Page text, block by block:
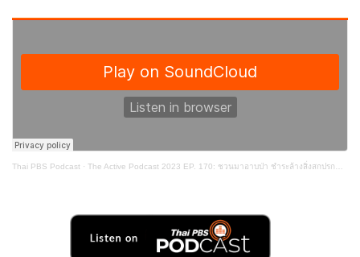
Thai PBS Podcast · The Active Podcast 2023 EP. 170: ชวนมาอาบป่า ชำระล้างสิ่งสกปรกทางใจ